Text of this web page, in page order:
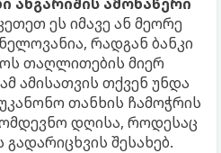
ეს იმავე ან მეორე
რადგან ბანკი
თაღლითების მიერ
ამისათვის თქვენ უნდა
თანხის ჩამოჭრის
დღისა, როდესაც
შესახებ.